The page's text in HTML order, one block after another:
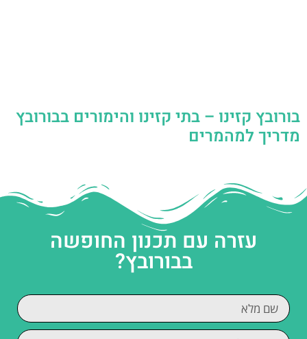
בורובץ קזינו – בתי קזינו והימורים בבורובץ
מדריך למהמרים
עזרה עם תכנון החופשה
בבורובץ?